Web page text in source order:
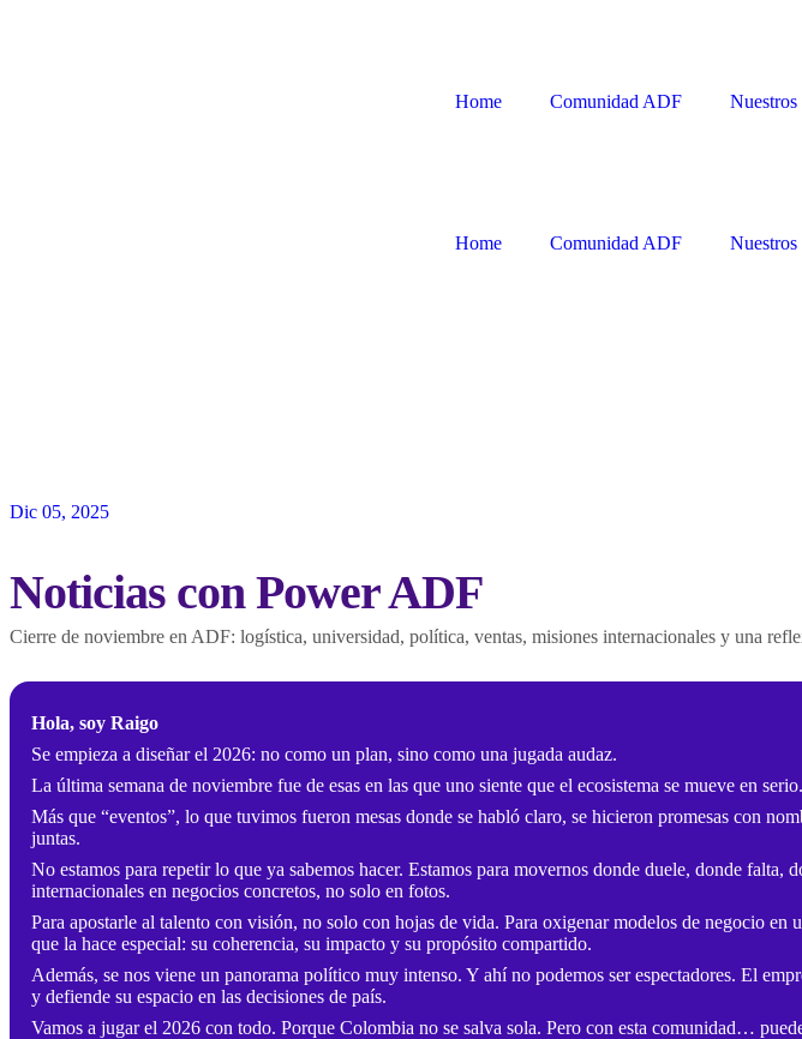
Home Comunidad ADF Nuestros
Home Comunidad ADF Nuestros
Dic 05, 2025
Noticias con Power ADF
Cierre de noviembre en ADF: logística, universidad, política, ventas, misiones internacionales y una
Hola, soy Raigo
Se empieza a diseñar el 2026: no como un plan, sino como una jugada audaz.
La última semana de noviembre fue de esas en las que uno siente que el ecosistema se mueve en
Más que “eventos”, lo que tuvimos fueron mesas donde se habló claro, se hicieron promesas con
juntas.
No estamos para repetir lo que ya sabemos hacer. Estamos para movernos donde duele, donde
internacionales en negocios concretos, no solo en fotos.
Para apostarle al talento con visión, no solo con hojas de vida. Para oxigenar modelos de negocio
que la hace especial: su coherencia, su impacto y su propósito compartido.
Además, se nos viene un panorama político muy intenso. Y ahí no podemos ser espectadores. El
y defiende su espacio en las decisiones de país.
Vamos a jugar el 2026 con todo. Porque Colombia no se salva sola. Pero con esta comunidad…